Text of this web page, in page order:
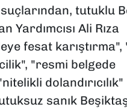
tutuklu
Yardımcısı Ali Rıza
fesat karıştırma",
"resmi belgede
dolandırıcılık"
sanık